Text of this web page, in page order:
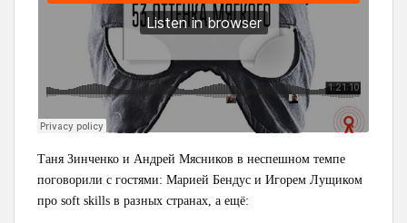
Таня Зинченко и Андрей Мясников в неспешном темпе
поговорили с гостями: Марией Бендус и Игорем Лущиком
про soft skills в разных странах, а ещё: